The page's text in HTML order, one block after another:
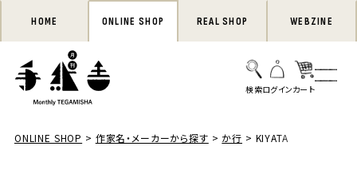
HOME ONLINE SHOP REAL SHOP WEBZINE
ONLINE SHOP 作家名・メーカーから探す か行 KIYATA